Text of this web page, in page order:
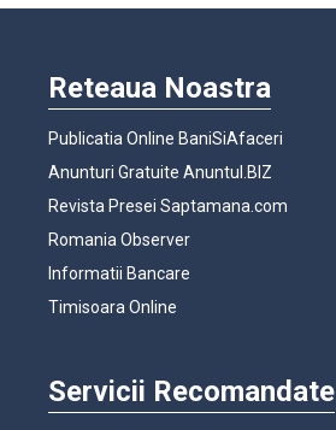
Reteaua Noastra
Publicatia Online BaniSiAfaceri
Anunturi Gratuite Anuntul.BIZ
Revista Presei Saptamana.com
Romania Observer
Informatii Bancare
Timisoara Online
Servicii Recomandate